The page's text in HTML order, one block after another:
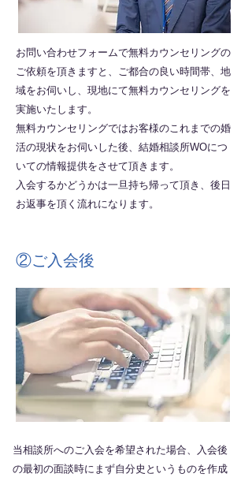
当相談所へのご入会を希望された場合、入会後
の最初の面談時にまず自分史というものを作成
お問い合わせフォームで無料カウンセリングの
ご依頼を頂きますと、ご都合の良い時間帯、地
域をお伺いし、現地にて無料カウンセリングを
実施いたします。
無料カウンセリングではお客様のこれまでの婚
活の現状をお伺いした後、結婚相談所WOにつ
いての情報提供をさせて頂きます。
​入会するかどうかは一旦持ち帰って頂き、後日
お返事を頂く流れになります。
②ご入会後